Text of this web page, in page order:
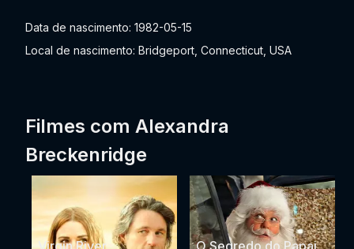
Data de nascimento: 1982-05-15
Local de nascimento: Bridgeport, Connecticut, USA
Filmes com Alexandra
Breckenridge